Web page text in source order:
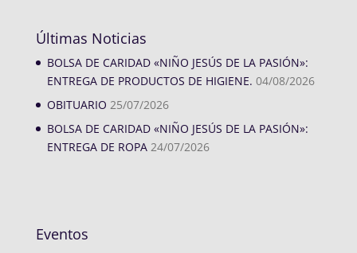
Últimas Noticias
BOLSA DE CARIDAD «NIÑO JESÚS DE LA PASIÓN»:
ENTREGA DE PRODUCTOS DE HIGIENE. 04/08/2026
OBITUARIO 25/07/2026
BOLSA DE CARIDAD «NIÑO JESÚS DE LA PASIÓN»:
ENTREGA DE ROPA 24/07/2026
Eventos